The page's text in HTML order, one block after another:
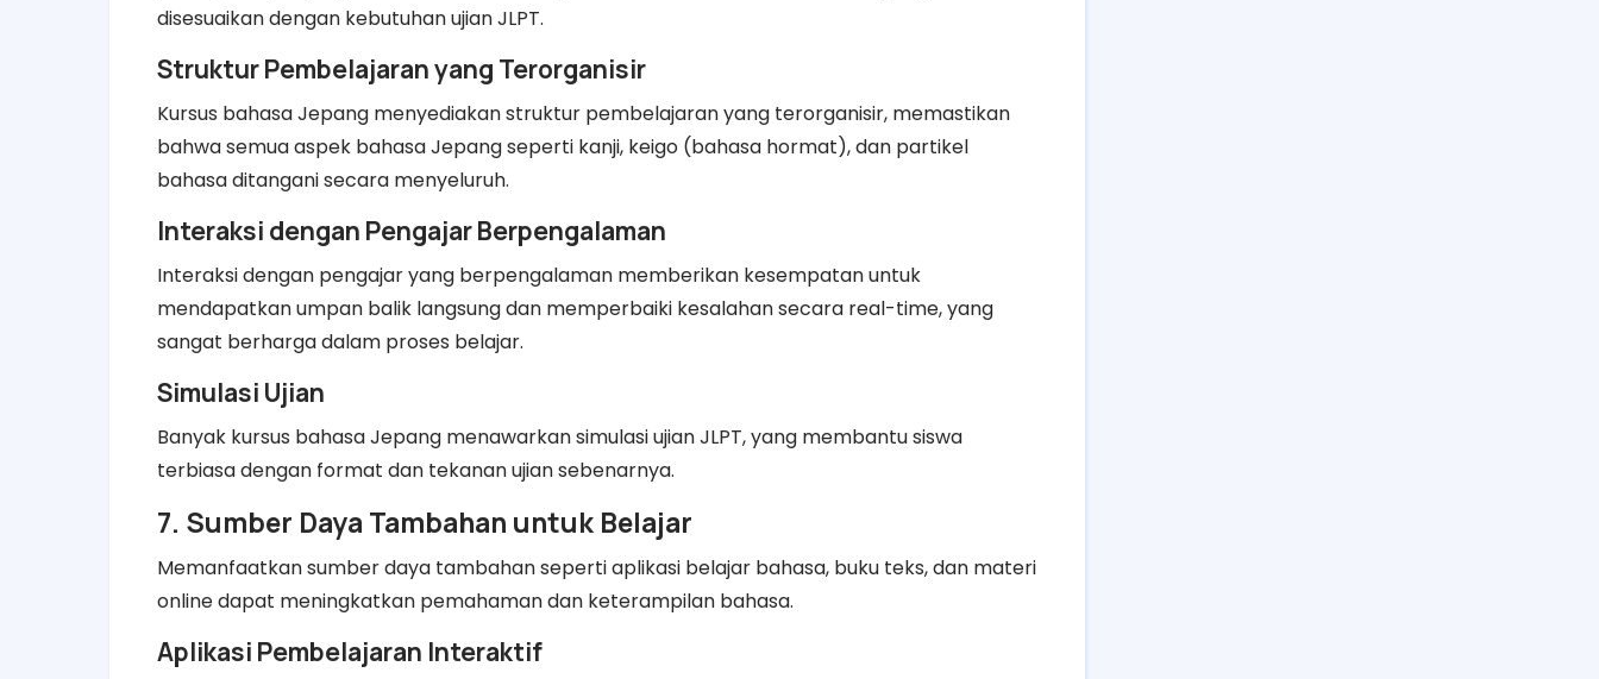
disesuaikan dengan kebutuhan ujian JLPT.
Struktur Pembelajaran yang Terorganisir
Kursus bahasa Jepang menyediakan struktur pembelajaran yang terorganisir, memastikan
bahwa semua aspek bahasa Jepang seperti kanji, keigo (bahasa hormat), dan partikel
bahasa ditangani secara menyeluruh.
Interaksi dengan Pengajar Berpengalaman
Interaksi dengan pengajar yang berpengalaman memberikan kesempatan untuk
mendapatkan umpan balik langsung dan memperbaiki kesalahan secara real-time, yang
sangat berharga dalam proses belajar.
Simulasi Ujian
Banyak kursus bahasa Jepang menawarkan simulasi ujian JLPT, yang membantu siswa
terbiasa dengan format dan tekanan ujian sebenarnya.
7. Sumber Daya Tambahan untuk Belajar
Memanfaatkan sumber daya tambahan seperti aplikasi belajar bahasa, buku teks, dan materi
online dapat meningkatkan pemahaman dan keterampilan bahasa.
Aplikasi Pembelajaran Interaktif